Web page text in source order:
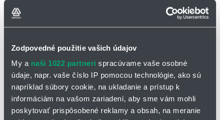
Zodpovedné použitie vašich údajov
My a naši 1022 partneri spracúvame vaše osobné
údaje, napr. vaše číslo IP pomocou technológie, ako sú
napríklad súbory cookie, na ukladanie a prístup k
informáciám na vašom zariadení, aby sme vám mohli
poskytovať prispôsobené reklamy a obsah, na meranie
Elektromagnetické čerpadlá